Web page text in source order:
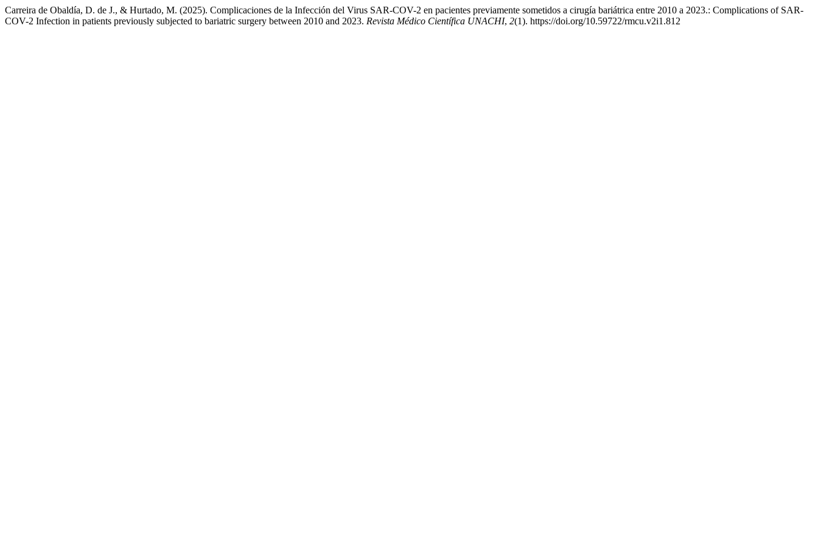
Carreira de Obaldía, D. de J., & Hurtado, M. (2025). Complicaciones de la Infección del Virus SAR-COV-2 en pacientes previamente sometidos a cirugía bariátrica entre 2010 a 2023.: Complications of SAR-
COV-2 Infection in patients previously subjected to bariatric surgery between 2010 and 2023. Revista Médico Científica UNACHI, 2(1). https://doi.org/10.59722/rmcu.v2i1.812